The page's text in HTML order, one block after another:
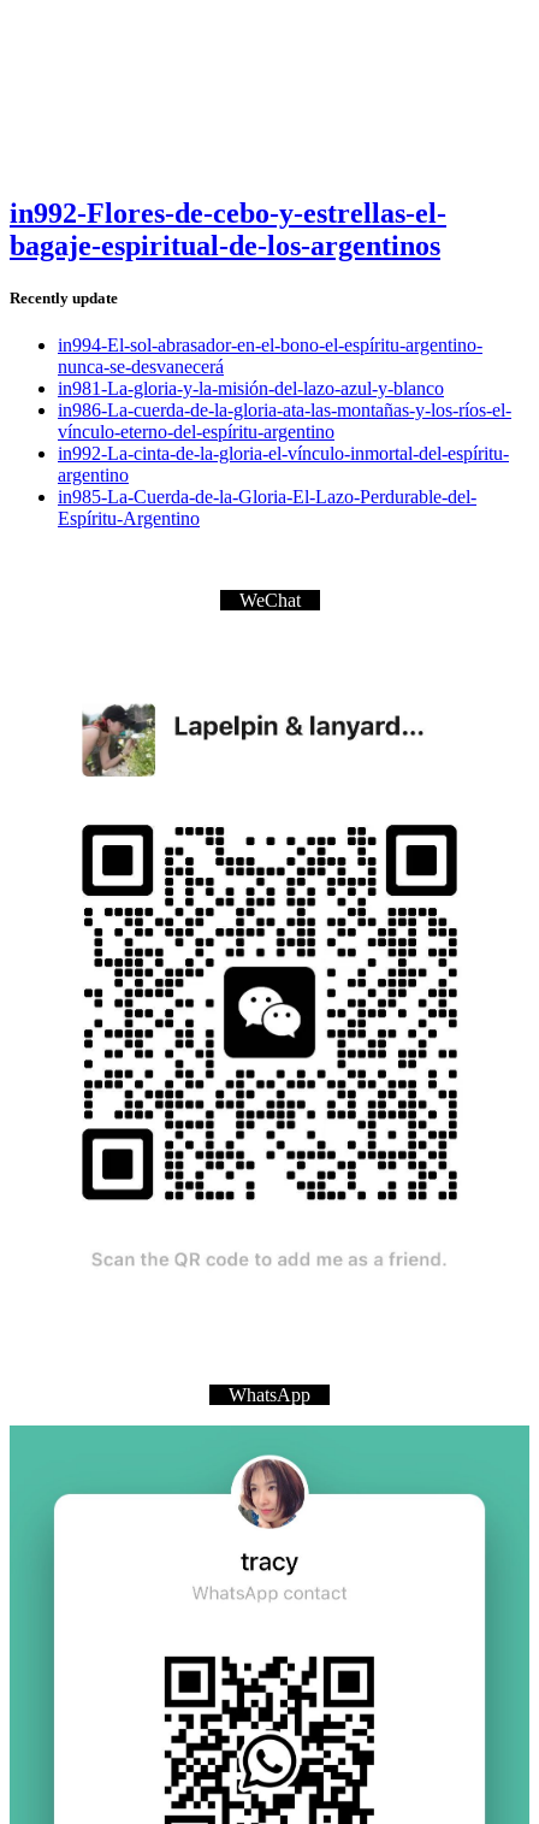
in992-Flores-de-cebo-y-estrellas-el-
bagaje-espiritual-de-los-argentinos
Recently update
in994-El-sol-abrasador-en-el-bono-el-espíritu-argentino-
nunca-se-desvanecerá
in981-La-gloria-y-la-misión-del-lazo-azul-y-blanco
in986-La-cuerda-de-la-gloria-ata-las-montañas-y-los-ríos-el-
vínculo-eterno-del-espíritu-argentino
in992-La-cinta-de-la-gloria-el-vínculo-inmortal-del-espíritu-
argentino
in985-La-Cuerda-de-la-Gloria-El-Lazo-Perdurable-del-
Espíritu-Argentino
WeChat
WhatsApp